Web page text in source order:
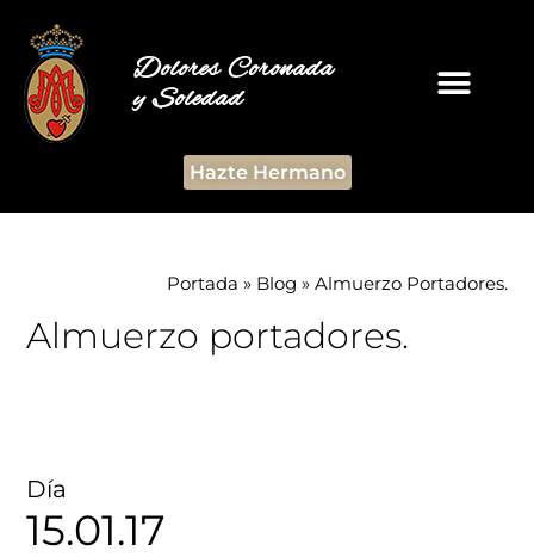
Dolores Coronada
y Soledad
Hazte Hermano
Portada » Blog » Almuerzo Portadores.
Almuerzo portadores.
Día
15.01.17